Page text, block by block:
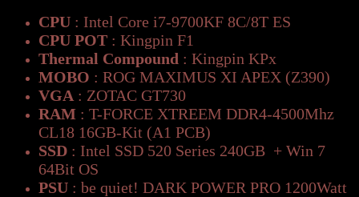
CPU : Intel Core i7-9700KF 8C/8T ES
CPU POT : Kingpin F1
Thermal Compound : Kingpin KPx
MOBO : ROG MAXIMUS XI APEX (Z390)
VGA : ZOTAC GT730
RAM : T-FORCE XTREEM DDR4-4500Mhz
CL18 16GB-Kit (A1 PCB)
SSD : Intel SSD 520 Series 240GB + Win 7
64Bit OS
PSU : be quiet! DARK POWER PRO 1200Watt